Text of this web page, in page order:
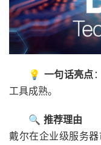
💡 一句话亮点
工具成熟。
🔍 推荐理由
戴尔在企业级服务